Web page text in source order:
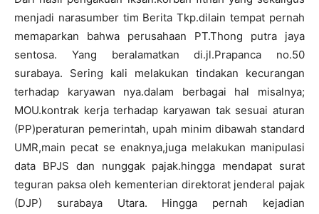
menjadi narasumber tim Berita Tkp.dilain tempat pernah
memaparkan bahwa perusahaan PT.Thong putra jaya
sentosa. Yang beralamatkan di.jl.Prapanca no.50
surabaya. Sering kali melakukan tindakan kecurangan
terhadap karyawan nya.dalam berbagai hal misalnya;
MOU.kontrak kerja terhadap karyawan tak sesuai aturan
(PP)peraturan pemerintah, upah minim dibawah standard
UMR,main pecat se enaknya,juga melakukan manipulasi
data BPJS dan nunggak pajak.hingga mendapat surat
teguran paksa oleh kementerian direktorat jenderal pajak
(DJP) surabaya Utara. Hingga pernah kejadian